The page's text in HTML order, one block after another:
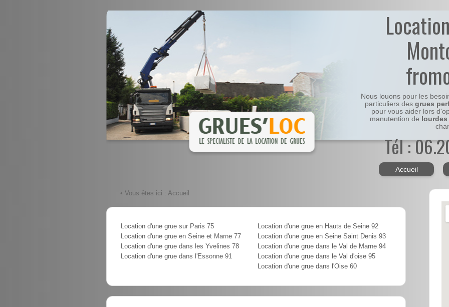
Nous louons pour les
particuliers des grues
pour vous aider lors
manutention de
Tél :
Accueil
• Vous êtes ici : Accueil
Location d'une grue sur Paris 75
Location d'une grue en Seine et Marne 77
Location d'une grue dans les Yvelines 78
Location d'une grue dans l'Essonne 91
Location d'une grue en Hauts de Seine 92
Location d'une grue en Seine Saint Denis 93
Location d'une grue dans le Val de Marne 94
Location d'une grue dans le Val d'oise 95
Location d'une grue dans l'Oise 60